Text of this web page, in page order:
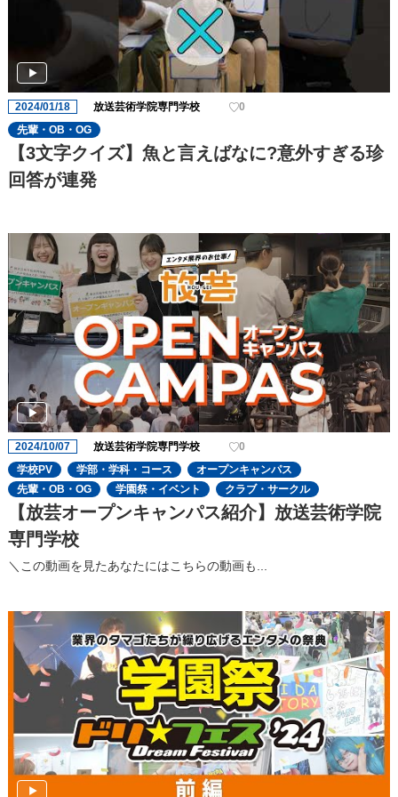
2024/01/18 放送芸術学院専門学校
0
先輩・OB・OG
【3文字クイズ】魚と言えばなに?意外すぎる珍
回答が連発
2024/10/07 放送芸術学院専門学校
0
学校PV
学部・学科・コース
オープンキャンパス
先輩・OB・OG
学園祭・イベント クラブ・サークル
【放芸オープンキャンパス紹介】放送芸術学院
専門学校
＼この動画を見たあなたにはこちらの動画も...